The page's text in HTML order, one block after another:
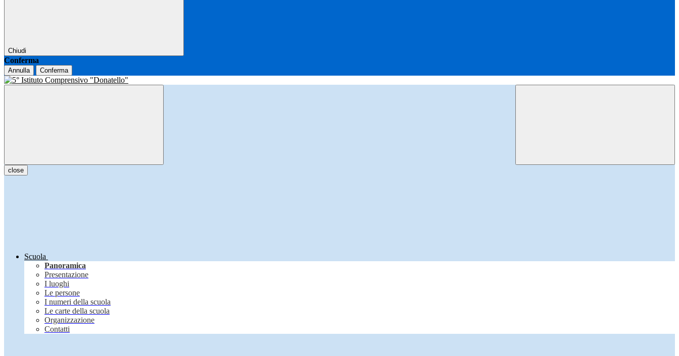
Chiudi
Conferma
Annulla Conferma
close
Scuola
Panoramica
Presentazione
I luoghi
Le persone
I numeri della scuola
Le carte della scuola
Organizzazione
Contatti